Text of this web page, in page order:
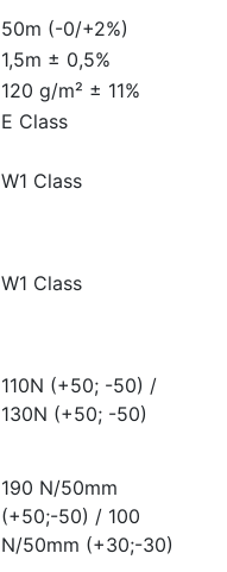
50m (-0/+2%)
1,5m ± 0,5%
120 g/m² ± 11%
E Class
W1 Class
W1 Class
110N (+50; -50) /
130N (+50; -50)
190 N/50mm
(+50;-50) / 100
N/50mm (+30;-30)